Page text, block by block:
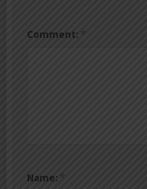
Comment: *
Name: *